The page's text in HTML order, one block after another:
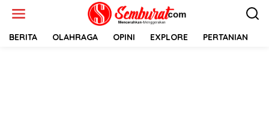
BERITA OLAHRAGA OPINI EXPLORE PERTANIAN